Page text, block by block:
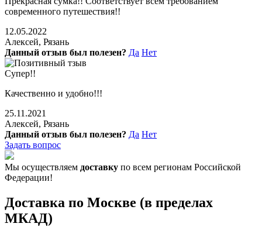
современного путешествия!!
12.05.2022
Алексей, Рязань
Данный отзыв был полезен? Да Нет
Супер!!
Качественно и удобно!!!
25.11.2021
Алексей, Рязань
Данный отзыв был полезен? Да Нет
Задать вопрос
Мы осуществляем доставку по всем регионам Российской
Федерации!
Доставка по Москве (в пределах
МКАД)